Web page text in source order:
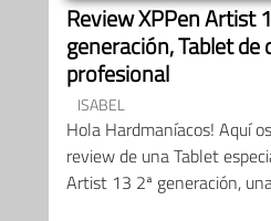
Review XPPen Artist
generación, Tablet de
profesional
ISABEL
Hola Hardmaníacos! Aquí
review de una Tablet
Artist 13 2ª generación,